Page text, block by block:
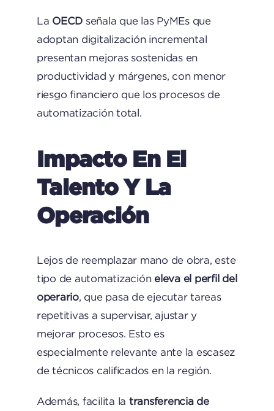
La OECD señala que las PyMEs que
adoptan digitalización incremental
presentan mejoras sostenidas en
productividad y márgenes, con menor
riesgo financiero que los procesos de
automatización total.
Impacto En El
Talento Y La
Operación
Lejos de reemplazar mano de obra, este
tipo de automatización eleva el perfil del
operario, que pasa de ejecutar tareas
repetitivas a supervisar, ajustar y
mejorar procesos. Esto es
especialmente relevante ante la escasez
de técnicos calificados en la región.
Además, facilita la transferencia de